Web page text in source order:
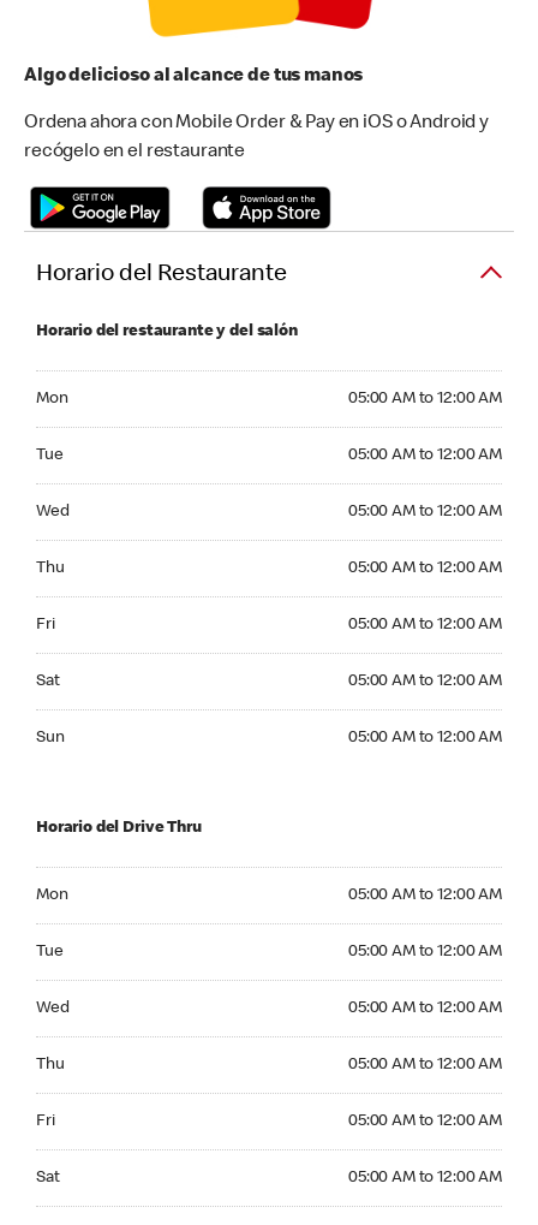
Algo delicioso al alcance de tus manos
Ordena ahora con Mobile Order & Pay en iOS o Android y
recógelo en el restaurante
Horario del Restaurante
Horario del restaurante y del salón
Mon 05:00 AM to 12:00 AM
Tue 05:00 AM to 12:00 AM
Wed 05:00 AM to 12:00 AM
Thu 05:00 AM to 12:00 AM
Fri 05:00 AM to 12:00 AM
Sat 05:00 AM to 12:00 AM
Sun 05:00 AM to 12:00 AM
Horario del Drive Thru
Mon 05:00 AM to 12:00 AM
Tue 05:00 AM to 12:00 AM
Wed 05:00 AM to 12:00 AM
Thu 05:00 AM to 12:00 AM
Fri 05:00 AM to 12:00 AM
Sat 05:00 AM to 12:00 AM